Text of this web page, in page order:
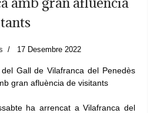
17 Desembre 2022
ha arrencat a Vilafranca del